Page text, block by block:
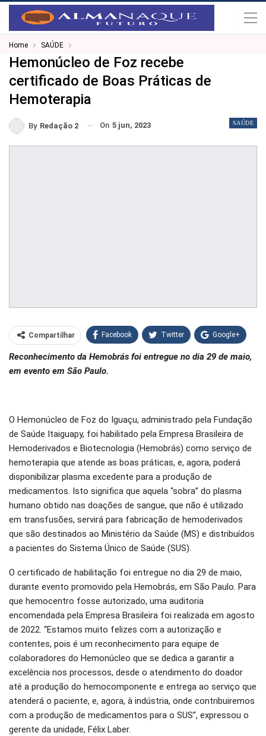
Home SAÚDE
Hemonúcleo de Foz recebe
certificado de Boas Práticas de
Hemoterapia
SAÚDE
By Redação 2 On 5 jun, 2023
Compartilhar Facebook Twitter Google+
WhatsApp Pinterest
Reconhecimento da Hemobrás foi entregue no dia 29 de maio,
em evento em São Paulo.
O Hemonúcleo de Foz do Iguaçu, administrado pela Fundação
de Saúde Itaiguapy, foi habilitado pela Empresa Brasileira de
Hemoderivados e Biotecnologia (Hemobrás) como serviço de
hemoterapia que atende as boas práticas, e, agora, poderá
disponibilizar plasma excedente para a produção de
medicamentos. Isto significa que aquela “sobra” do plasma
humano obtido nas doações de sangue, que não é utilizado
em transfusões, servirá para fabricação de hemoderivados
que são destinados ao Ministério da Saúde (MS) e distribuídos
a pacientes do Sistema Único de Saúde (SUS).
O certificado de habilitação foi entregue no dia 29 de maio,
durante evento promovido pela Hemobrás, em São Paulo. Para
que hemocentro fosse autorizado, uma auditoria
encomendada pela Empresa Brasileira foi realizada em agosto
de 2022. “Estamos muito felizes com a autorização e
contentes, pois é um reconhecimento para equipe de
colaboradores do Hemonúcleo que se dedica a garantir a
excelência nos processos, desde o atendimento do doador
até a produção do hemocomponente e entrega ao serviço que
atenderá o paciente, e, agora, à indústria, onde contribuiremos
com a produção de medicamentos para o SUS”, expressou o
gerente da unidade, Félix Laber.